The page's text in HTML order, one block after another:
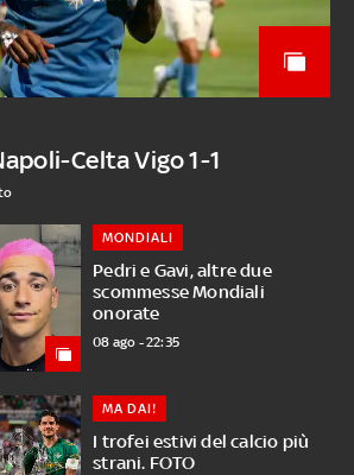
Celta Vigo 1-1
Pedri e Gavi, altre due
scommesse Mondiali
onorate
MONDIALI
08 ago - 22:35
I trofei estivi del calcio più
strani. FOTO
MA DAI!